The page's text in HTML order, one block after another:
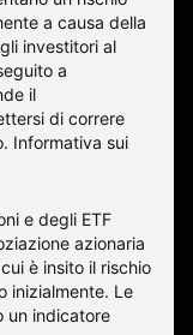
a causa della
investitori al
a
il
di correre
Informativa sui
e degli ETF
azionaria
è insito il rischio
inizialmente. Le
un indicatore